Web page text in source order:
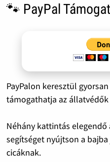
🐾 PayPal
PayPalon keresztül
támogathatja az
Néhány kattintás
segítséget nyújtson a
cicáknak.